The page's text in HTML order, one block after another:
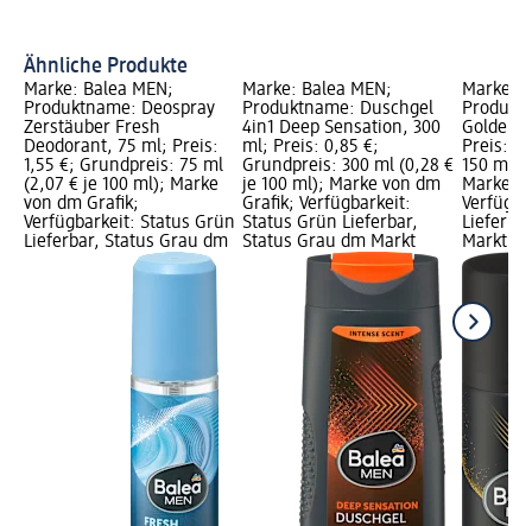
Ähnliche Produkte
Marke: Balea MEN;
Produktname: Deospray
Zerstäuber Fresh
Deodorant, 75 ml; Preis:
1,55 €; Grundpreis: 75 ml
(2,07 € je 100 ml); Marke
von dm Grafik;
Verfügbarkeit: Status Grün
Lieferbar, Status Grau dm
Marke: Balea MEN;
Produktname: Duschgel
4in1 Deep Sensation, 300
ml; Preis: 0,85 €;
Grundpreis: 300 ml (0,28 €
je 100 ml); Marke von dm
Grafik; Verfügbarkeit:
Status Grün Lieferbar,
Status Grau dm Markt
Marke:
Golden
Preis:
150 ml
Marke
Markt